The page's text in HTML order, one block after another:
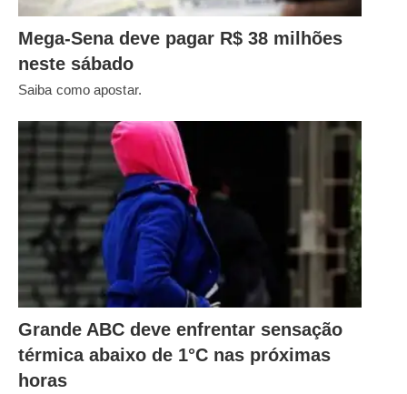
Mega-Sena deve pagar R$ 38 milhões
neste sábado
Saiba como apostar.
Grande ABC deve enfrentar sensação
térmica abaixo de 1°C nas próximas
horas